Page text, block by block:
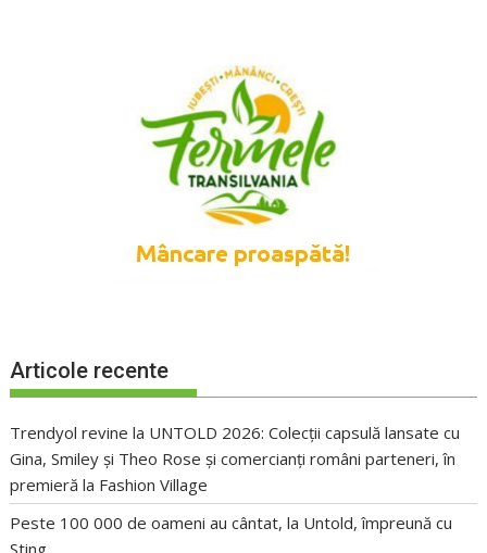
Articole recente
Trendyol revine la UNTOLD 2026: Colecții capsulă lansate cu
Gina, Smiley și Theo Rose și comercianți români parteneri, în
premieră la Fashion Village
Peste 100 000 de oameni au cântat, la Untold, împreună cu
Sting